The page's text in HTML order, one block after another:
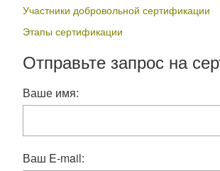
Участники добровольной сертификации
Этапы сертификации
Отправьте запрос на
Ваше имя:
Ваш E-mail: